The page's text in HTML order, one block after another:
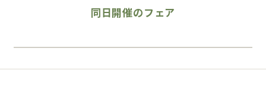
同日開催のフェア